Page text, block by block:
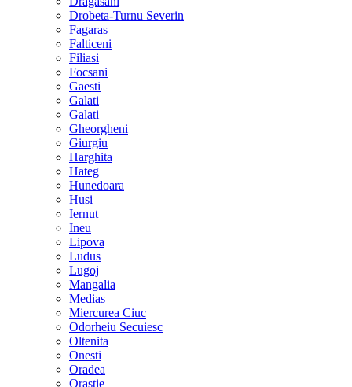
Drobeta-Turnu Severin
Fagaras
Falticeni
Filiasi
Focsani
Gaesti
Galati
Galati
Gheorgheni
Giurgiu
Harghita
Hateg
Hunedoara
Husi
Iernut
Ineu
Lipova
Ludus
Lugoj
Mangalia
Medias
Miercurea Ciuc
Odorheiu Secuiesc
Oltenita
Onesti
Oradea
Orastie